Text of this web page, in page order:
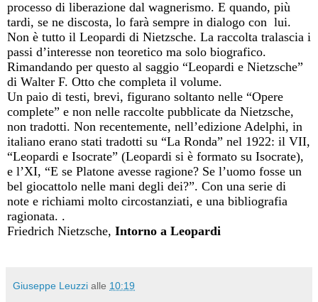
processo di liberazione dal wagnerismo. E quando, più
tardi, se ne discosta, lo farà sempre in dialogo con lui.
Non è tutto il Leopardi di Nietzsche. La raccolta tralascia i
passi d’interesse non teoretico ma solo biografico.
Rimandando per questo al saggio “Leopardi e Nietzsche”
di Walter F. Otto che completa il volume.
Un paio di testi, brevi, figurano soltanto nelle “Opere
complete” e non nelle raccolte pubblicate da Nietzsche,
non tradotti. Non recentemente, nell’edizione Adelphi, in
italiano erano stati tradotti su “La Ronda” nel 1922: il VII,
“Leopardi e Isocrate” (Leopardi si è formato su Isocrate),
e l’XI, “E se Platone avesse ragione? Se l’uomo fosse un
bel giocattolo nelle mani degli dei?”. Con una serie di
note e richiami molto circostanziati, e una bibliografia
ragionata. .
Friedrich Nietzsche, Intorno a Leopardi
Giuseppe Leuzzi alle 10:19